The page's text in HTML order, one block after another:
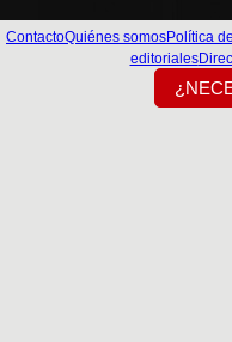
ContactoQuiénes somosPolítica
editoriales